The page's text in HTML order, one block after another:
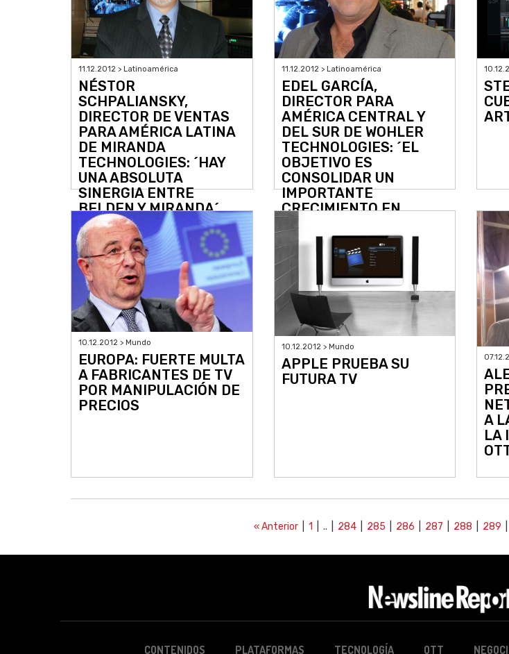
11.12.2012 > Latinoamérica
NÉSTOR
SCHPALIANSKY,
DIRECTOR DE VENTAS
PARA AMÉRICA LATINA
DE MIRANDA
TECHNOLOGIES: ´HAY
UNA ABSOLUTA
SINERGIA ENTRE
BELDEN Y MIRANDA´
11.12.2012 > Latinoamérica
EDEL GARCÍA,
DIRECTOR PARA
AMÉRICA CENTRAL Y
DEL SUR DE WOHLER
TECHNOLOGIES: ´EL
OBJETIVO ES
CONSOLIDAR UN
IMPORTANTE
CRECIMIENTO EN
LATINOAMÉRICA´
10.12.2012 > Mundo
EUROPA: FUERTE MULTA
A FABRICANTES DE TV
POR MANIPULACIÓN DE
PRECIOS
10.12.2012 > Mundo
APPLE PRUEBA SU
FUTURA TV
A
LA
« Anterior| 1 | .. | 284| 285 286 287 288 289
CONTENIDOS PLATAFORMAS TECNOLOGÍA OTT